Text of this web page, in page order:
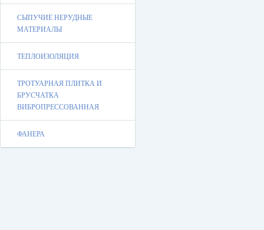
СЫПУЧИЕ НЕРУДНЫЕ
МАТЕРИАЛЫ
ТЕПЛОИЗОЛЯЦИЯ
ТРОТУАРНАЯ ПЛИТКА И
БРУСЧАТКА
ВИБРОПРЕССОВАННАЯ
ФАНЕРА